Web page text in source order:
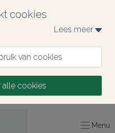
cookies
Lees meer
van cookies
alle cookies
Menu